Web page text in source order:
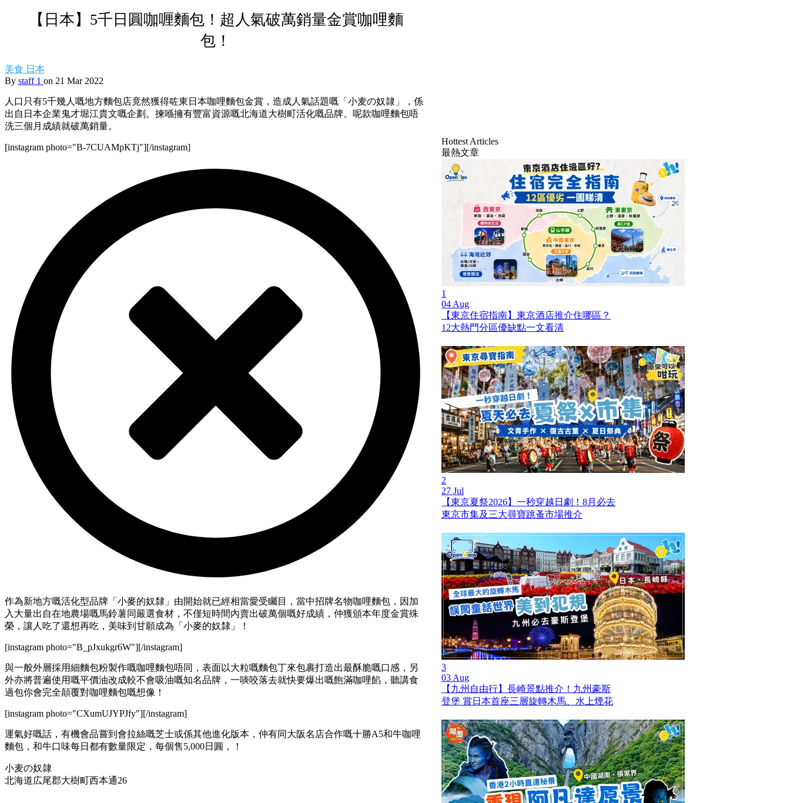
【日本】5千日圓咖喱麵包！超人氣破萬銷量金賞咖哩麵
包！
美食 日本
By staff 1 on 21 Mar 2022
人口只有5千幾人嘅地方麵包店竟然獲得咗東日本咖哩麵包金賞，造成人氣話題嘅「小麦の奴隷」，係
出自日本企業鬼才堀江貴文嘅企劃。揀喺擁有豐富資源嘅北海道大樹町活化嘅品牌。呢款咖哩麵包唔
洗三個月成績就破萬銷量。
[instagram photo="B-7CUAMpKTj"][/instagram]
作為新地方嘅活化型品牌「小麥的奴隸」由開始就已經相當愛受矚目，當中招牌名物咖哩麵包，因加
入大量出自在地農場嘅馬鈴薯同嚴選食材，不僅短時間內賣出破萬個嘅好成績，仲獲頒本年度金賞殊
榮，讓人吃了還想再吃，美味到甘願成為「小麥的奴隸」！
[instagram photo="B_pJxukgr6W"][/instagram]
與一般外層採用細麵包粉製作嘅咖哩麵包唔同，表面以大粒嘅麵包丁來包裹打造出最酥脆嘅口感，另
外亦將普遍使用嘅平價油改成較不會吸油嘅知名品牌，一啖咬落去就快要爆出嘅飽滿咖哩餡，聽講食
過包你會完全顛覆對咖哩麵包嘅想像！
[instagram photo="CXumUJYPJfy"][/instagram]
運氣好嘅話，有機會品嘗到會拉絲嘅芝士或係其他進化版本，仲有同大阪名店合作嘅十勝A5和牛咖哩
麵包，和牛口味每日都有數量限定，每個售5,000日圓，！
小麦の奴隷
北海道広尾郡大樹町西本通26
Hottest Articles
最熱文章
1
04 Aug
【東京住宿指南】東京酒店推介住哪區？
12大熱門分區優缺點一文看清
2
27 Jul
【東京夏祭2026】一秒穿越日劇！8月必去
東京市集及三大尋寶跳蚤市場推介
3
03 Aug
【九州自由行】長崎景點推介！九州豪斯
登堡 賞日本首座三層旋轉木馬、水上煙花